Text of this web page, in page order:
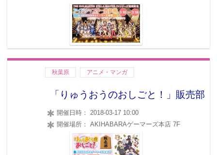
秋葉原 アニメ・マンガ
「りゅうおうのおしごと！」販売部
開催日時： 2018-03-17 10:00
開催場所： AKIHABARAゲーマーズ本店 7F